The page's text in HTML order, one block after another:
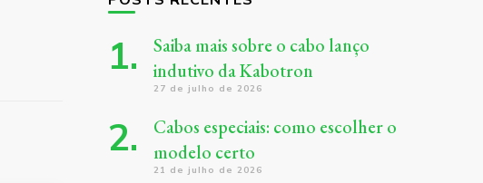
Saiba mais sobre o cabo lanço
indutivo da Kabotron
27 de julho de 2026
Cabos especiais: como escolher o
modelo certo
21 de julho de 2026